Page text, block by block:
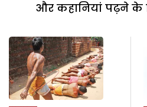
और कहानियां पढ़ने के